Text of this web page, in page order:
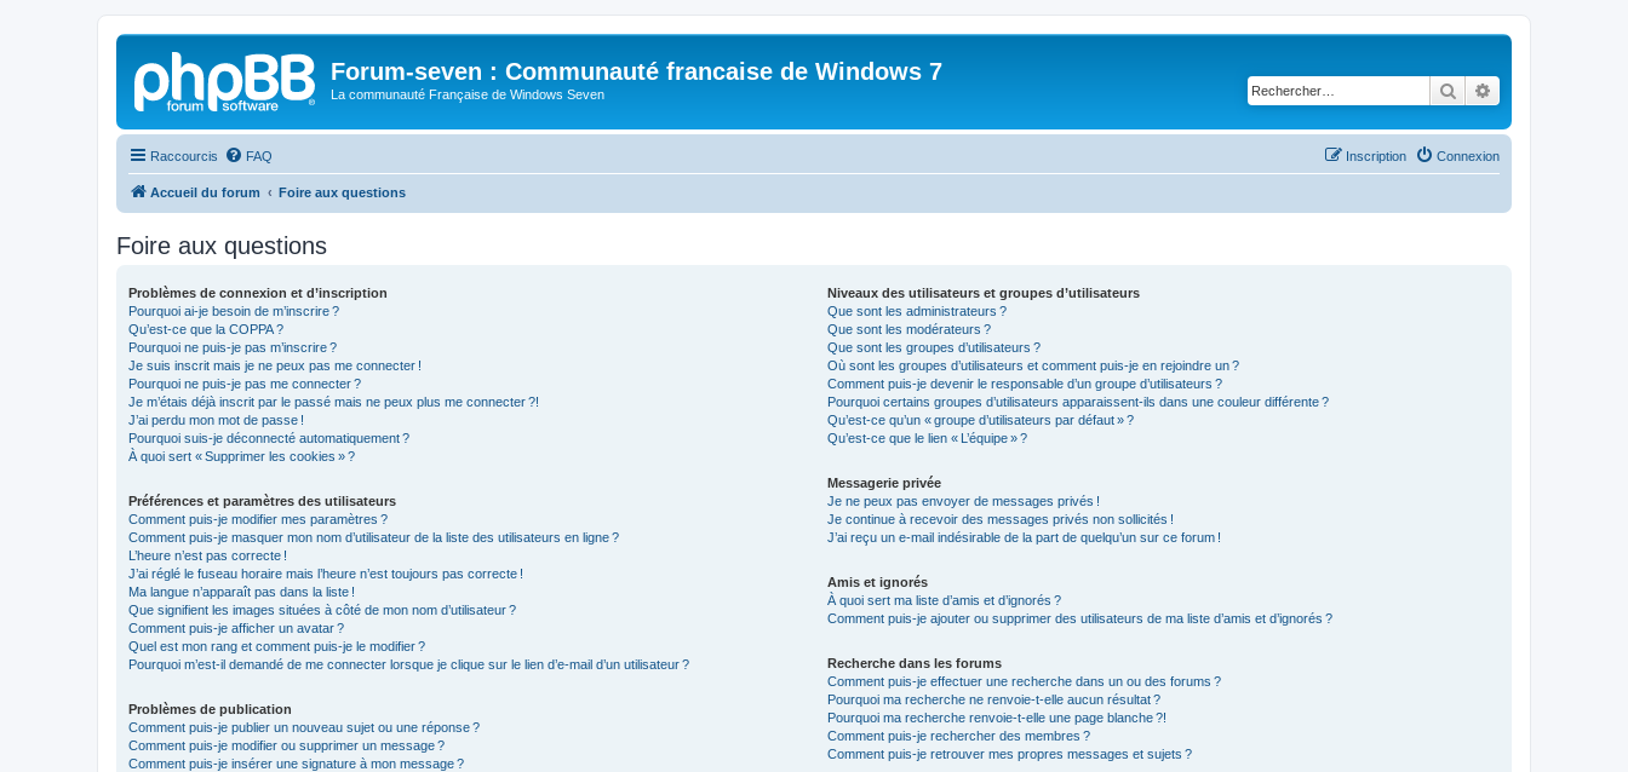
Forum-seven : Communauté francaise de Windows 7
La communauté Française de Windows Seven Rechercher
Raccourcis FAQ Connexion
Inscription
Accueil du forum Foire aux questions
Foire aux questions
Problèmes de connexion et d’inscription
Pourquoi ai-je besoin de m’inscrire ?
Qu’est-ce que la COPPA ?
Pourquoi ne puis-je pas m’inscrire ?
Je suis inscrit mais je ne peux pas me connecter !
Pourquoi ne puis-je pas me connecter ?
Je m’étais déjà inscrit par le passé mais ne peux plus me connecter ?!
J’ai perdu mon mot de passe !
Pourquoi suis-je déconnecté automatiquement ?
À quoi sert « Supprimer les cookies » ?
Préférences et paramètres des utilisateurs
Comment puis-je modifier mes paramètres ?
Comment puis-je masquer mon nom d’utilisateur de la liste des utilisateurs en ligne ?
L’heure n’est pas correcte !
J’ai réglé le fuseau horaire mais l’heure n’est toujours pas correcte !
Ma langue n’apparaît pas dans la liste !
Que signifient les images situées à côté de mon nom d’utilisateur ?
Comment puis-je afficher un avatar ?
Quel est mon rang et comment puis-je le modifier ?
Pourquoi m’est-il demandé de me connecter lorsque je clique sur le lien d’e-mail d’un utilisateur ?
Problèmes de publication
Comment puis-je publier un nouveau sujet ou une réponse ?
Comment puis-je modifier ou supprimer un message ?
Comment puis-je insérer une signature à mon message ?
Niveaux des utilisateurs et groupes d’utilisateurs
Que sont les administrateurs ?
Que sont les modérateurs ?
Que sont les groupes d’utilisateurs ?
Où sont les groupes d’utilisateurs et comment puis-je en rejoindre un ?
Comment puis-je devenir le responsable d’un groupe d’utilisateurs ?
Pourquoi certains groupes d’utilisateurs apparaissent-ils dans une couleur différente ?
Qu’est-ce qu’un « groupe d’utilisateurs par défaut » ?
Qu’est-ce que le lien « L’équipe » ?
Messagerie privée
Je ne peux pas envoyer de messages privés !
Je continue à recevoir des messages privés non sollicités !
J’ai reçu un e-mail indésirable de la part de quelqu’un sur ce forum !
Amis et ignorés
À quoi sert ma liste d’amis et d’ignorés ?
Comment puis-je ajouter ou supprimer des utilisateurs de ma liste d’amis et d’ignorés ?
Recherche dans les forums
Comment puis-je effectuer une recherche dans un ou des forums ?
Pourquoi ma recherche ne renvoie-t-elle aucun résultat ?
Pourquoi ma recherche renvoie-t-elle une page blanche ?!
Comment puis-je rechercher des membres ?
Comment puis-je retrouver mes propres messages et sujets ?